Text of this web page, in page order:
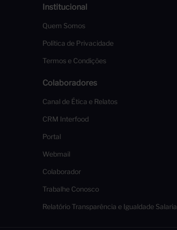
Institucional
Quem Somos
Política de Privacidade
Termos e Condições
Colaboradores
Canal de Ética e Relatos
CRM Interfood
Portal
Webmail
Colaborador
Trabalhe Conosco
Relatório Transparência e Igualdade